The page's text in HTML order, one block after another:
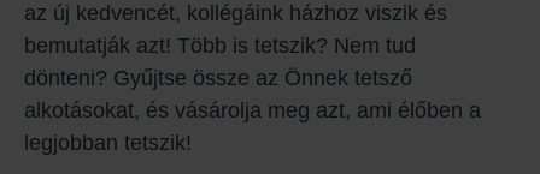
az új kedvencét, kollégáink házhoz viszik és
bemutatják azt! Több is tetszik? Nem tud
dönteni? Gyűjtse össze az Önnek tetsző
alkotásokat, és vásárolja meg azt, ami élőben a
legjobban tetszik!